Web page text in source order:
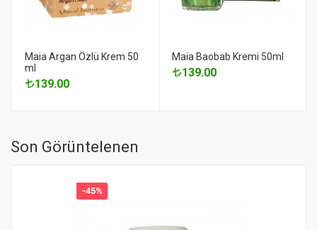
Maia Argan Özlü Krem 50
ml
139.00
Maia Baobab Kremi 50ml
139.00
Son Görüntelenen
-45%